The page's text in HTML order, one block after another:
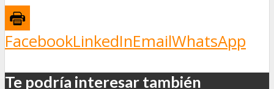
FacebookLinkedInEmailWhatsApp
Te podría interesar también